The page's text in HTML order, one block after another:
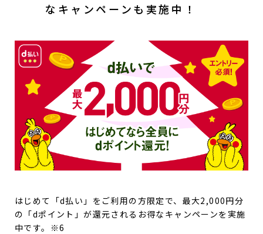
なキャンペーンも実施中！
はじめて「d払い」をご利用の方限定で、最大2,000円分
の「dポイント」が還元されるお得なキャンペーンを実施
中です。※6